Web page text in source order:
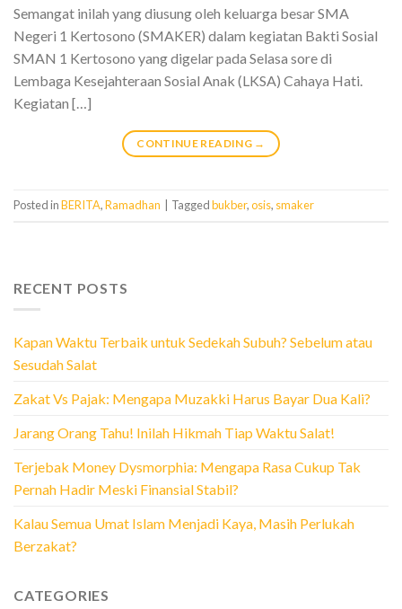
Semangat inilah yang diusung oleh keluarga besar SMA
Negeri 1 Kertosono (SMAKER) dalam kegiatan Bakti Sosial
SMAN 1 Kertosono yang digelar pada Selasa sore di
Lembaga Kesejahteraan Sosial Anak (LKSA) Cahaya Hati.
Kegiatan […]
CONTINUE READING →
Posted inBERITA,Ramadhan Taggedbukber,osis, smaker
RECENT POSTS
Kapan Waktu Terbaik untuk Sedekah Subuh? Sebelum atau
Sesudah Salat
Zakat Vs Pajak: Mengapa Muzakki Harus Bayar Dua Kali?
Jarang Orang Tahu! Inilah Hikmah Tiap Waktu Salat!
Terjebak Money Dysmorphia: Mengapa Rasa Cukup Tak
Pernah Hadir Meski Finansial Stabil?
Kalau Semua Umat Islam Menjadi Kaya, Masih Perlukah
Berzakat?
CATEGORIES